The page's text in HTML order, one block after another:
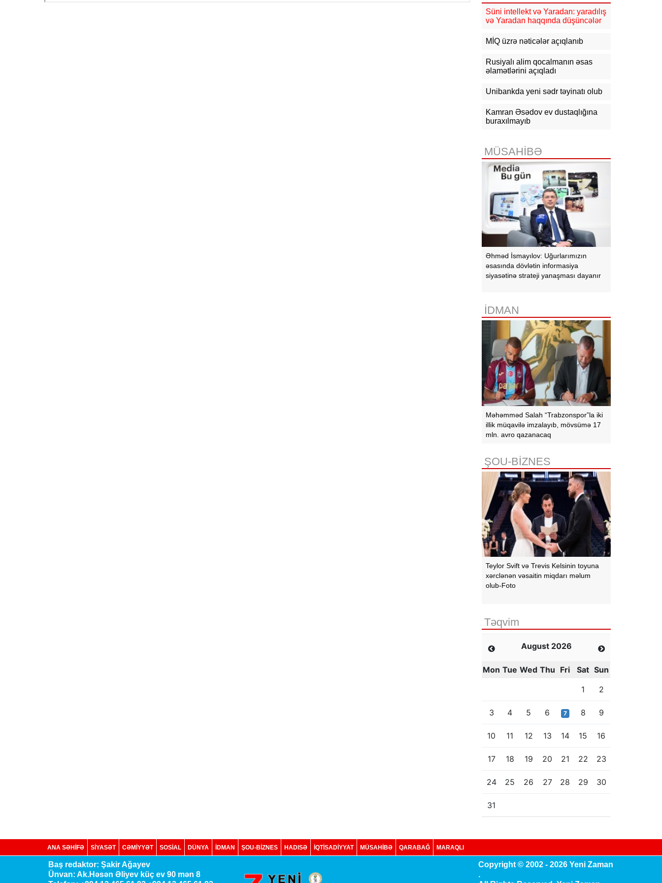
güclənəcək -XƏBƏRDARLIQ
16:10 Jurnalistika ixtisası üzrə
açıqlanıb
15:50 Ədliyyə naziri Lerik rayonunda
vətəndaşları qəbul edib
15:24
Bakının mərkəzində 3
obyektdə və evdə yanğın
zəhərlənib
14:50 Türkiyə, Səudiyyə Ərəbistanı
və Pakistan Məkkə Sazişini
imzalayıb: Üzvlərdən birinə hücum
hamısına hücum sayılacaq
Süni intellekt və Yaradan: yaradılış
və Yaradan haqqında düşüncələr
MİQ üzrə nəticələr açıqlanıb
Rusiyalı alim qocalmanın əsas
əlamətlərini açıqladı
Unibankda yeni sədr təyinatı olub
Kamran Əsədov ev dustaqlığına
buraxılmayıb
MÜSAHİBƏ
Əhməd İsmayılov: Uğurlarımızın
əsasında dövlətin informasiya
siyasətinə strateji yanaşması dayanır
İDMAN
Məhəmməd Salah “Trabzonspor”la iki
illik müqavilə imzalayıb, mövsümə 17
mln. avro qazanacaq
ŞOU-BİZNES
Teylor Svift və Trevis Kelsinin toyuna
xərclənən vəsaitin miqdarı məlum
olub-Foto
Təqvim
August 2026
Mon Tue Wed Thu Fri Sat Sun
1
2
3 4 5 6 7 8 9
10 11 12 13 14 15 16
17 18 19 20 21 22 23
24 25 26 27 28 29 30
31
ANA SƏHİFƏ SİYASƏT CƏMİYYƏT SOSIAL DÜNYA İDMAN ŞOU-BİZNES HADISƏ İQTISADIYYAT MÜSAHİBƏ QARABAĞ MARAQLI
Baş redaktor: Şakir Ağayev
Ünvan: Ak.Həsən Əliyev küç ev 90 mən 8
Copyright © 2002 - 2026 Yeni Zaman
.